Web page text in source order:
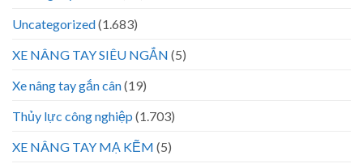
Uncategorized(1.683)
XE NÂNG TAY SIÊU NGẮN (5)
Xe nâng tay gắn cân(19)
Thủy lực công nghiệp (1.703)
XE NÂNG TAY MẠ KẼM (5)